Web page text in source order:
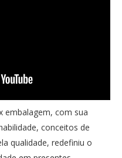
embalagem, com sua
conceitos de
qualidade, redefiniu o